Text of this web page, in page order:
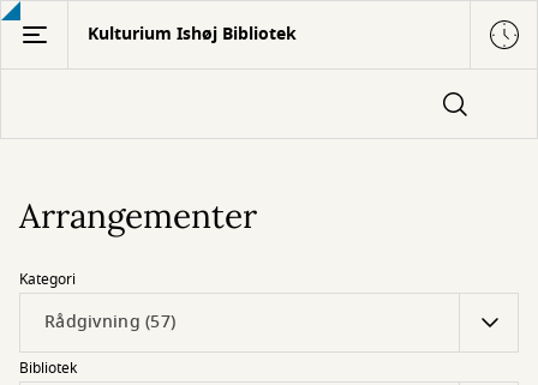
Gå
hovedindhold
Kulturium Ishøj Bibliotek
Arrangementer
Kategori
Bibliotek